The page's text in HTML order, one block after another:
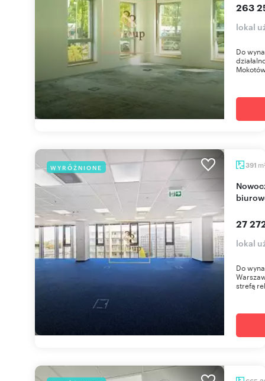
263
lokal
Do
WYRÓŻNIONE 391 m
Nowoczesne biuro 391 m² w prestiżowym
27
lokal
Do
strefą